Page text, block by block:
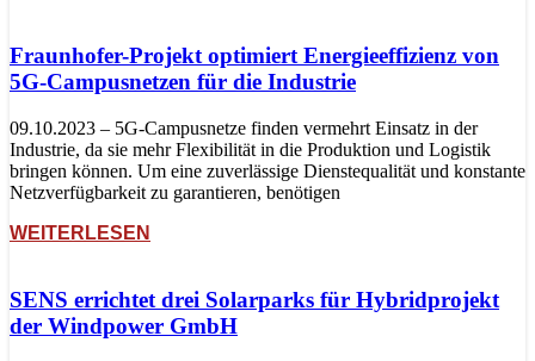
Fraunhofer-Projekt optimiert Energieeffizienz von
5G-Campusnetzen für die Industrie
09.10.2023 – 5G-Campusnetze finden vermehrt Einsatz in der
Industrie, da sie mehr Flexibilität in die Produktion und Logistik
bringen können. Um eine zuverlässige Dienstequalität und konstante
Netzverfügbarkeit zu garantieren, benötigen
WEITERLESEN
SENS errichtet drei Solarparks für Hybridprojekt
der Windpower GmbH